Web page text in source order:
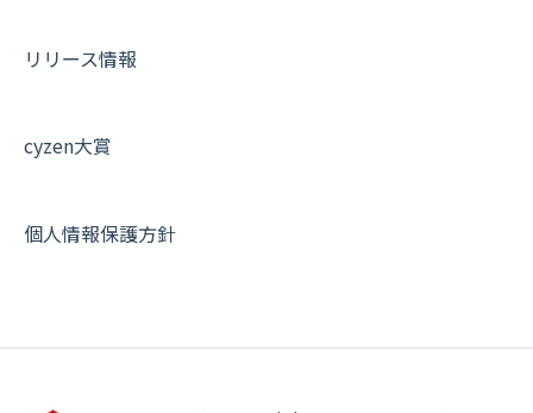
その他よくある質問
リリース情報
cyzen大賞
個人情報保護方針